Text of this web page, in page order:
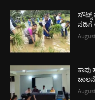
ಸೌಟ್ಸ್
ನಡಿಗೆ